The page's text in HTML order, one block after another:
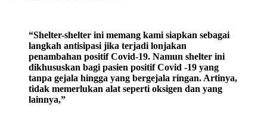
“Shelter-shelter ini memang kami siapkan sebagai
langkah antisipasi jika terjadi lonjakan
penambahan positif Covid-19. Namun shelter ini
dikhususkan bagi pasien positif Covid -19 yang
tanpa gejala hingga yang bergejala ringan. Artinya,
tidak memerlukan alat seperti oksigen dan yang
lainnya,”